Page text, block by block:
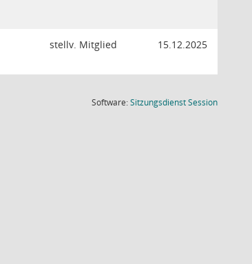
stellv. Mitglied 15.12.2025
Software:SitzungsdienstSession(Wird in